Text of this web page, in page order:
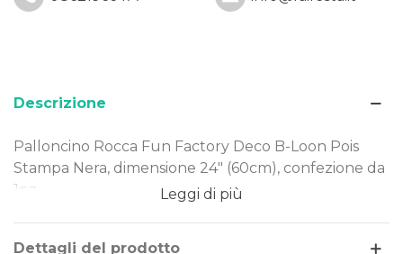
Descrizione
Palloncino Rocca Fun Factory Deco B-Loon Pois
Stampa Nera, dimensione 24" (60cm), confezione da
1pz.
Dimensione: 24" (60cm)
Tema: pois,decorazione
Leggi di più
Dettagli del prodotto